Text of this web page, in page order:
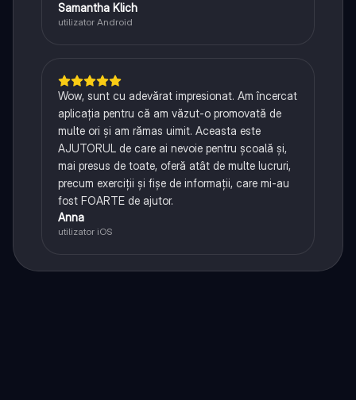
Samantha Klich
utilizator Android
Wow, sunt cu adevărat impresionat. Am încercat
aplicația pentru că am văzut-o promovată de
multe ori și am rămas uimit. Aceasta este
AJUTORUL de care ai nevoie pentru școală și,
mai presus de toate, oferă atât de multe lucruri,
precum exerciții și fișe de informații, care mi-au
fost FOARTE de ajutor.
Anna
utilizator iOS